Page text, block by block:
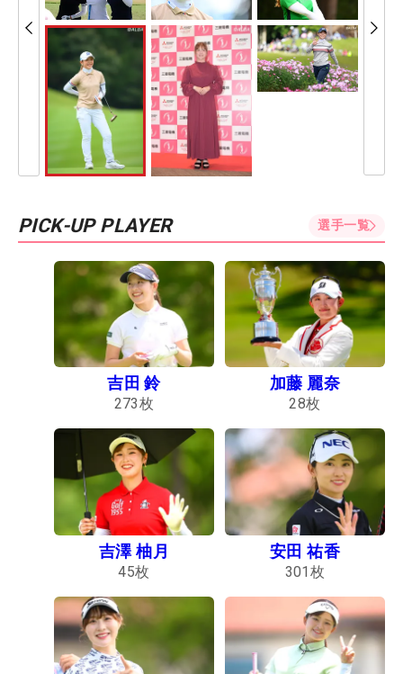
PICK-UP PLAYER 選手一覧
吉田 鈴
273枚
加藤 麗奈
28枚
吉澤 柚月
45枚
安田 祐香
301 枚